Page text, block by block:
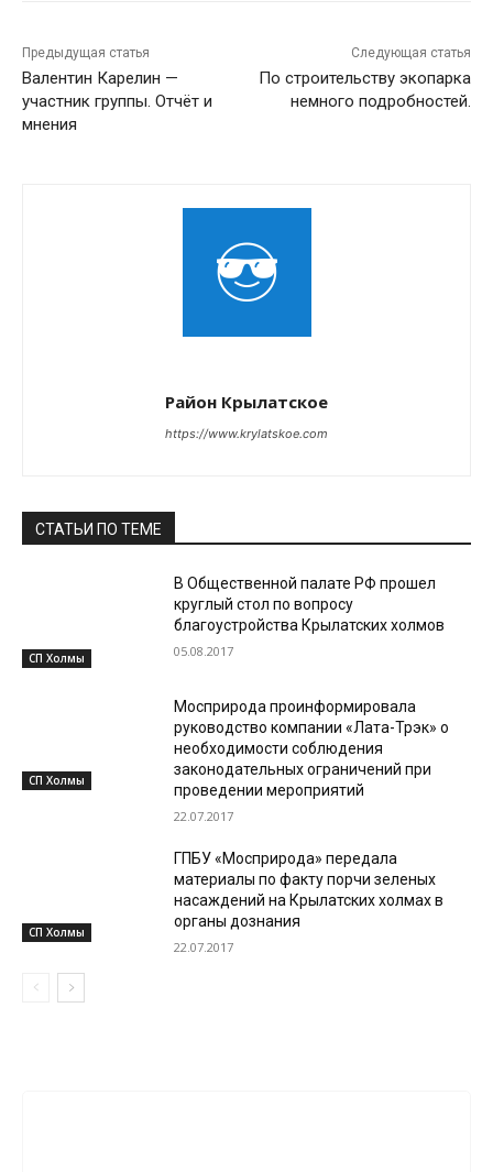
Предыдущая статья
Валентин Карелин —
участник группы. Отчёт и
мнения
Следующая статья
По строительству экопарка
немного подробностей.
Район Крылатское
https://www.krylatskoe.com
СТАТЬИ ПО ТЕМЕ
СП Холмы
В Общественной палате РФ прошел
круглый стол по вопросу
благоустройства Крылатских холмов
05.08.2017
СП Холмы
Мосприрода проинформировала
руководство компании «Лата-Трэк» о
необходимости соблюдения
законодательных ограничений при
проведении мероприятий
22.07.2017
СП Холмы
ГПБУ «Мосприрода» передала
материалы по факту порчи зеленых
насаждений на Крылатских холмах в
органы дознания
22.07.2017